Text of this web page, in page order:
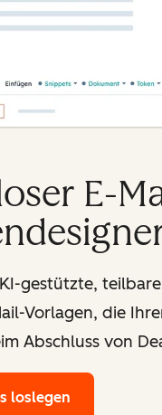
E-
gestützte,
Vorlagen, die
Abschluss von
loslegen